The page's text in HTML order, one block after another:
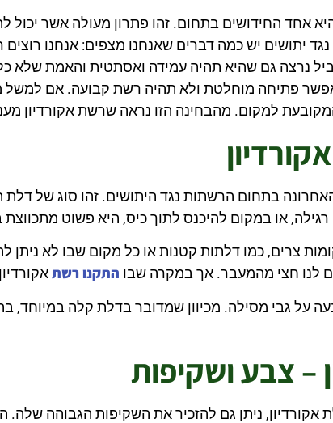
אחד החידושים בתחום. זהו פתרון מעולה אשר
יתושים יש כמה דברים שאנחנו מצפים: אנחנו
נרצה גם שהיא תהיה עמידה ואסתטית והאמת שלא
פתיחה מוחלטת ולא תהיה רשת קבועה. אם למשל
למקום. מהבחינה הזו נראה שרשת אקורדיון
בתחום הרשתות נגד היתושים. זהו סוג של
או במקום להיכנס לתוך כיס, היא פשוט מתכווצת
צרים, כמו דלתות קטנות או כל מקום שבו לא
לנו חצי מהמעבר. אך במקרה שבו התקנו רשת
נעה על גבי מסילה. מכיוון שמדובר בדלת קלה
– צבע ושקיפות
אקורדיון, ניתן גם להזכיר את השקיפות הגבוהה